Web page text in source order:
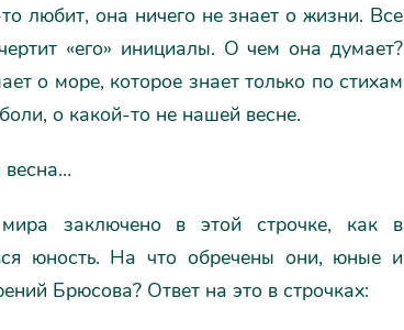
любит, она ничего не знает о жизни. Все
«его» инициалы. О чем она думает?
о море, которое знает только по стихам
о какой-то не нашей весне.
весна…
заключено в этой строчке, как в
юность. На что обречены они, юные и
Брюсова? Ответ на это в строчках: